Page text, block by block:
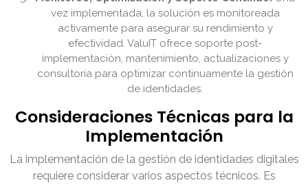
vez implementada, la solución es monitoreada
activamente para asegurar su rendimiento y
efectividad. ValuIT ofrece soporte post-
implementación, mantenimiento, actualizaciones y
consultoría para optimizar continuamente la gestión
de identidades.
Consideraciones Técnicas para la
Implementación
La implementación de la gestión de identidades digitales
requiere considerar varios aspectos técnicos. Es